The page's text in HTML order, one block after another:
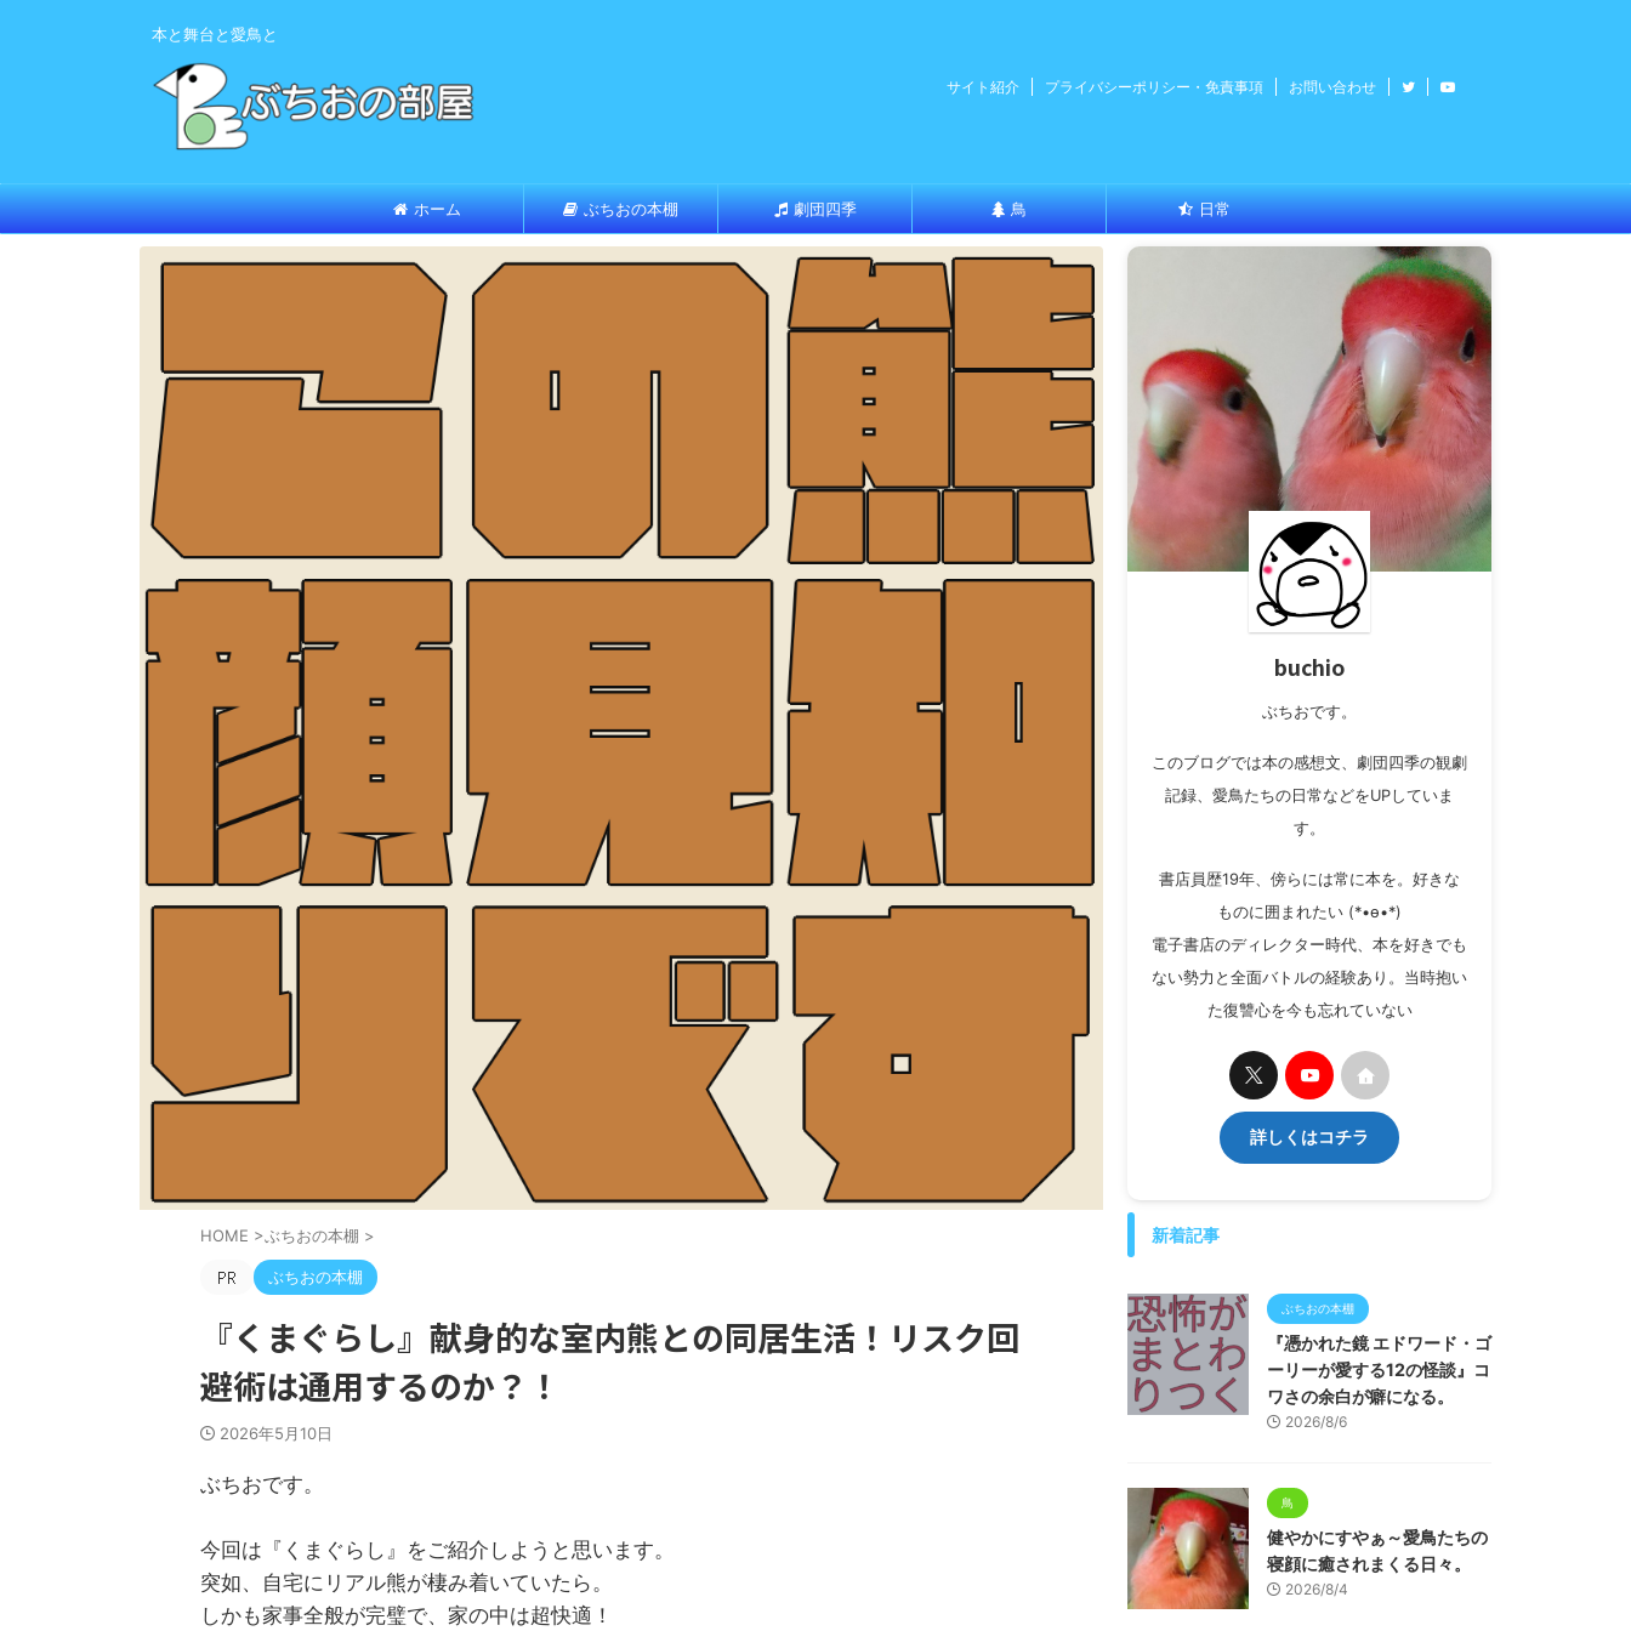
本と舞台と愛鳥と
サイト紹介 プライバシーポリシー・免責事項 お問い合わせ
ホーム ぶちおの本棚 劇団四季 鳥 日常
HOME >ぶちおの本棚 >
ぶちおの本棚
『くまぐらし』献身的な室内熊との同居生活！リスク回
避術は通用するのか？！
2026年5月10日
ぶちおです。
今回は『くまぐらし』をご紹介しようと思います。
突如、自宅にリアル熊が棲み着いていたら。
しかも家事全般が完璧で、家の中は超快適！
buchio
ぶちおです。
このブログでは本の感想文、劇団四季の観劇
記録、愛鳥たちの日常などをUPしていま
す。
書店員歴19年、傍らには常に本を。好きな
ものに囲まれたい (*•ө•*)
電子書店のディレクター時代、本を好きでも
ない勢力と全面バトルの経験あり。当時抱い
た復讐心を今も忘れていない
詳しくはコチラ
新着記事
ぶちおの本棚
『憑かれた鏡 エドワード・ゴ
ーリーが愛する12の怪談』コ
ワさの余白が癖になる。
2026/8/6
鳥
健やかにすやぁ～愛鳥たちの
寝顔に癒されまくる日々。
2026/8/4